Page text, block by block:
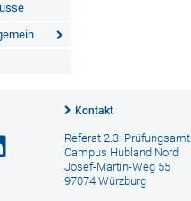
Kontakt
Referat 2.3: Prüfungsamt
Campus Hubland Nord
Josef-Martin-Weg 55
97074 Würzburg